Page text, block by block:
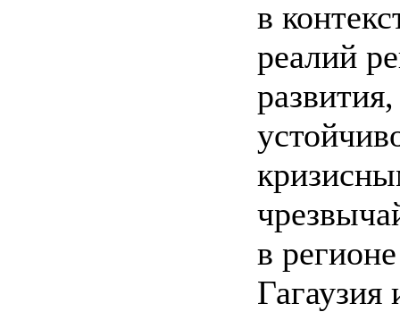
в
реалий
в
Гагаузия